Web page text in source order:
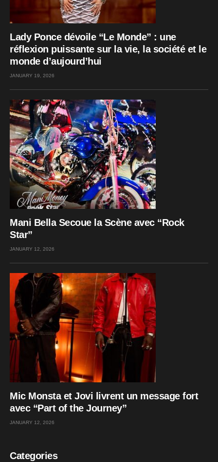
Lady Ponce dévoile “Le Monde” : une
réflexion puissante sur la vie, la société et le
monde d’aujourd’hui
JANUARY 19, 2026
Mani Bella Secoue la Scène avec “Rock
Star”
JANUARY 12, 2026
Mic Monsta et Jovi livrent un message fort
avec “Part of the Journey”
JANUARY 12, 2026
Categories